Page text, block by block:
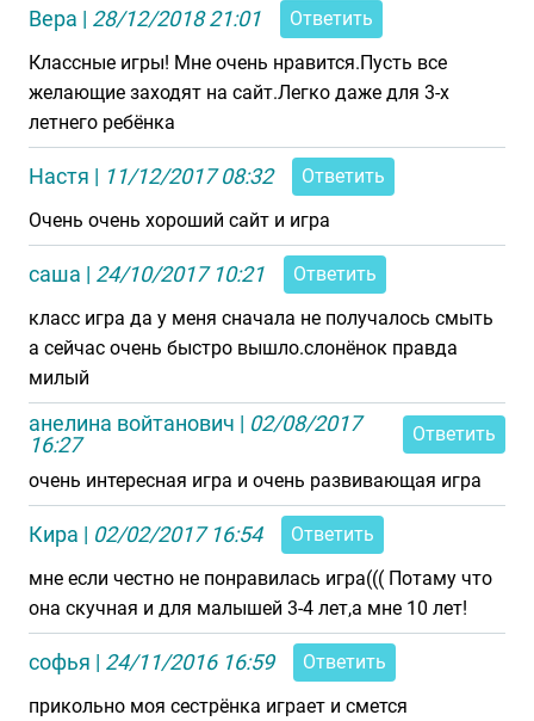
Вера | 28/12/2018 21:01
Ответить
Классные игры! Мне очень нравится.Пусть все
желающие заходят на сайт.Легко даже для 3-х
летнего ребёнка
Настя | 11/12/2017 08:32
Ответить
Очень очень хороший сайт и игра
саша | 24/10/2017 10:21
Ответить
класс игра да у меня сначала не получалось смыть
а сейчас очень быстро вышло.слонёнок правда
милый
анелина войтанович | 02/08/2017
16:27
Ответить
очень интересная игра и очень развивающая игра
Кира | 02/02/2017 16:54
Ответить
мне если честно не понравилась игра((( Потаму что
она скучная и для малышей 3-4 лет,а мне 10 лет!
софья | 24/11/2016 16:59
Ответить
прикольно моя сестрёнка играет и смется